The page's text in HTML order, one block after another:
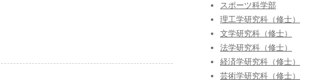
スポーツ科学部
理工学研究科（修士）
文学研究科（修士）
法学研究科（修士）
経済学研究科（修士）
芸術学研究科（修士）